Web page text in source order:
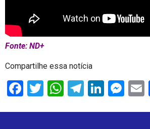
Fonte: ND+
Compartilhe essa notícia
Facebook
Twitter
WhatsApp
Telegram